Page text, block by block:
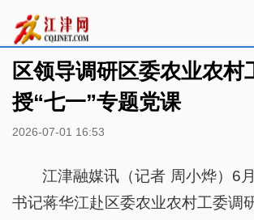
区领导调研区委农业农村
授“七一”专题党课
2026-07-01 16:53
江津融媒讯（记者 周小烨）6
书记蒋华江赴区委农业农村工委调